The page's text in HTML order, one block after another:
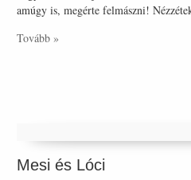
amúgy is, megérte felmászni!
Tovább »
Mesi és Lóci